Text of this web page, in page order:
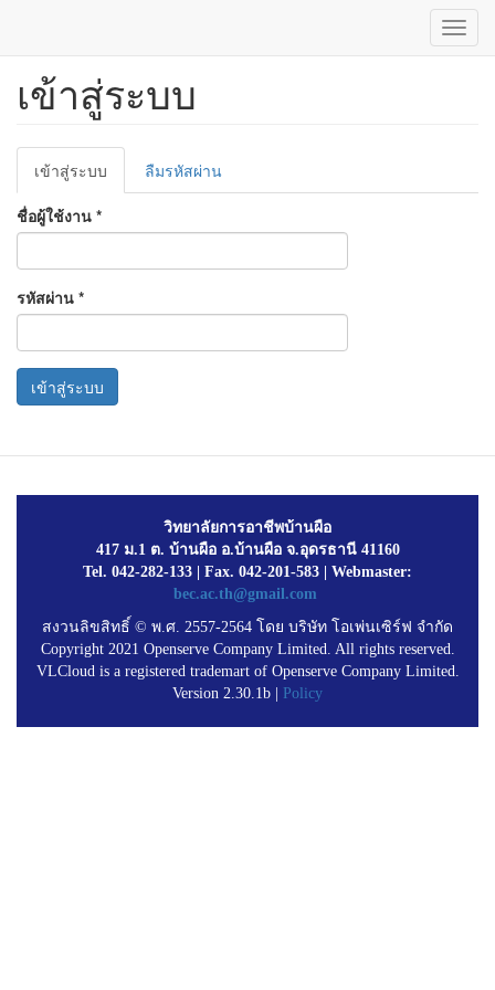
ข้าม
เนื้อหา
เข้าสู่ระบบ
Primary
tabs
เข้าสู่ระบบ
ปัจจุบัน)
ลืมรหัสผ่าน
ชื่อผู้ใช้งาน *
รหัสผ่าน *
เข้าสู่ระบบ
วิทยาลัยการอาชีพบ้านผือ
417 ม.1 ต. บ้านผือ อ.บ้านผือ จ.อุดรธานี 41160
Tel. 042-282-133 | Fax. 042-201-583 | Webmaster:
bec.ac.th@gmail.com
สงวนลิขสิทธิ์ © พ.ศ. 2557-2564 โดย บริษัท โอเพ่นเซิร์ฟ จำกัด
Copyright 2021 Openserve Company Limited. All rights reserved.
VLCloud is a registered trademart of Openserve Company Limited.
Version 2.30.1b | Policy